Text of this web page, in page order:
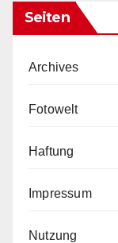
Seiten
Archives
Fotowelt
Haftung
Impressum
Nutzung